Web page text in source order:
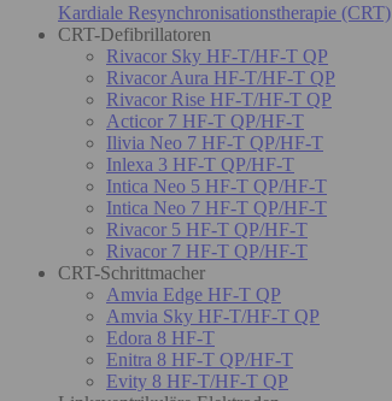
Kardiale Resynchronisationstherapie (CRT)
CRT-Defibrillatoren
Rivacor Sky HF-T/HF-T QP
Rivacor Aura HF-T/HF-T QP
Rivacor Rise HF-T/HF-T QP
Acticor 7 HF-T QP/HF-T
Ilivia Neo 7 HF-T QP/HF-T
Inlexa 3 HF-T QP/HF-T
Intica Neo 5 HF-T QP/HF-T
Intica Neo 7 HF-T QP/HF-T
Rivacor 5 HF-T QP/HF-T
Rivacor 7 HF-T QP/HF-T
CRT-Schrittmacher
Amvia Edge HF-T QP
Amvia Sky HF-T/HF-T QP
Edora 8 HF-T
Enitra 8 HF-T QP/HF-T
Evity 8 HF-T/HF-T QP